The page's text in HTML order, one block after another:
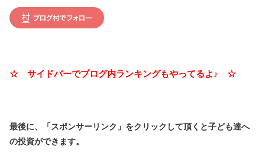
☆ サイドバーでブログ内ランキングもやってるよ♪ ☆
最後に、「スポンサーリンク」をクリックして頂くと子ども達へ
の投資ができます。